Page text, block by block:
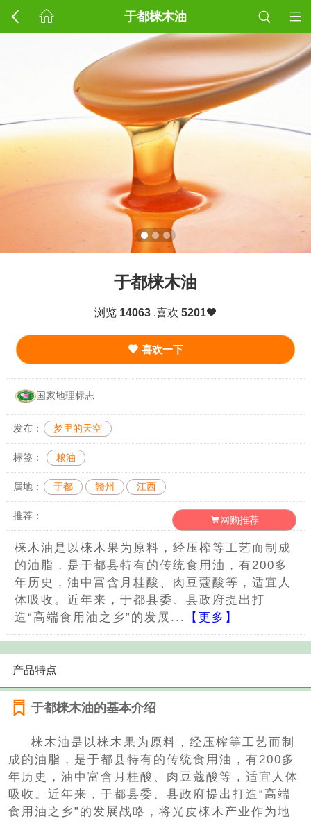
于都梾木油
于都梾木油
浏览 14063.喜欢 5201
喜欢一下
国家地理标志
发布： 梦里的天空
标签： 粮油
属地： 于都 赣州 江西
推荐： 网购推荐
梾木油是以梾木果为原料，经压榨等工艺而制成
的油脂，是于都县特有的传统食用油，有200多
年历史，油中富含月桂酸、肉豆蔻酸等，适宜人
体吸收。近年来，于都县委、县政府提出打
造“高端食用油之乡”的发展...
【更多】
产品特点
于都梾木油的基本介绍
梾木油是以梾木果为原料，经压榨等工艺而制
成的油脂，是于都县特有的传统食用油，有200多
年历史，油中富含月桂酸、肉豆蔻酸等，适宜人体
吸收。近年来，于都县委、县政府提出打造“高端
食用油之乡”的发展战略，将光皮梾木产业作为地